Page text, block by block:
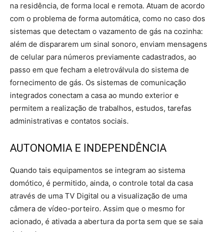
na residência, de forma local e remota. Atuam de acordo
com o problema de forma automática, como no caso dos
sistemas que detectam o vazamento de gás na cozinha:
além de dispararem um sinal sonoro, enviam mensagens
de celular para números previamente cadastrados, ao
passo em que fecham a eletroválvula do sistema de
fornecimento de gás. Os sistemas de comunicação
integrados conectam a casa ao mundo exterior e
permitem a realização de trabalhos, estudos, tarefas
administrativas e contatos sociais.
AUTONOMIA E INDEPENDÊNCIA
Quando tais equipamentos se integram ao sistema
domótico, é permitido, ainda, o controle total da casa
através de uma TV Digital ou a visualização de uma
câmera de vídeo-porteiro. Assim que o mesmo for
acionado, é ativada a abertura da porta sem que se saia